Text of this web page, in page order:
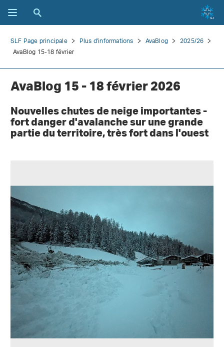
SLF Page principale Plus d'informations AvaBlog
2025/26
AvaBlog 15-18 février
AvaBlog 15 - 18 février 2026
Nouvelles chutes de neige importantes -
fort danger d'avalanche sur une grande
partie du territoire, très fort dans l'ouest